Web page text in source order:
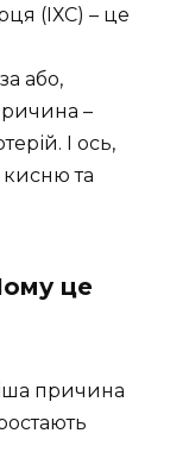
(ІХС) – це
або,
–
І ось,
кисню та
це
причина